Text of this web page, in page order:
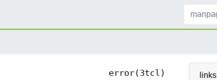
links
error(3tcl)